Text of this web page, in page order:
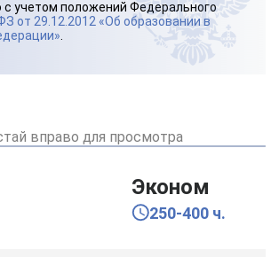
учетом положений Федерального
от 29.12.2012 «Об образовании в
вправо для просмотра
Эконом
250-400 ч.